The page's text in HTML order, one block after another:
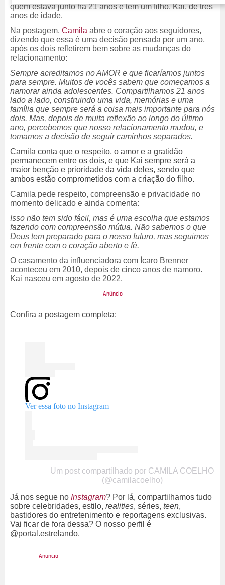
quem estava junto há 21 anos e tem um filho, Kai, de três
anos de idade.
Na postagem, Camila abre o coração aos seguidores,
dizendo que essa é uma decisão pensada por um ano,
após os dois refletirem bem sobre as mudanças do
relacionamento:
Sempre acreditamos no AMOR e que ficaríamos juntos
para sempre. Muitos de vocês sabem que começamos a
namorar ainda adolescentes. Compartilhamos 21 anos
lado a lado, construindo uma vida, memórias e uma
família que sempre será a coisa mais importante para nós
dois. Mas, depois de muita reflexão ao longo do último
ano, percebemos que nosso relacionamento mudou, e
tomamos a decisão de seguir caminhos separados.
Camila conta que o respeito, o amor e a gratidão
permanecem entre os dois, e que Kai sempre será a
maior benção e prioridade da vida deles, sendo que
ambos estão comprometidos com a criação do filho.
Camila pede respeito, compreensão e privacidade no
momento delicado e ainda comenta:
Isso não tem sido fácil, mas é uma escolha que estamos
fazendo com compreensão mútua. Não sabemos o que
Deus tem preparado para o nosso futuro, mas seguimos
em frente com o coração aberto e fé.
O casamento da influenciadora com Ícaro Brenner
aconteceu em 2010, depois de cinco anos de namoro.
Kai nasceu em agosto de 2022.
Confira a postagem completa:
Ver essa foto no Instagram
Um post compartilhado por CAMILA COELHO
(@camilacoelho)
Já nos segue no Instagram? Por lá, compartilhamos tudo
sobre celebridades, estilo, realities, séries, teen,
bastidores do entretenimento e reportagens exclusivas.
Vai ficar de fora dessa? O nosso perfil é
@portal.estrelando.